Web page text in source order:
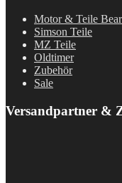
Motor & Teile
Simson Teile
MZ Teile
Oldtimer
Zubehör
Sale
Versandpartner &